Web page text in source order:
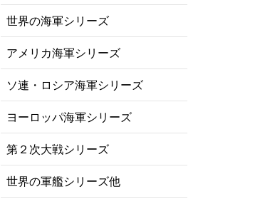
世界の海軍シリーズ
アメリカ海軍シリーズ
ソ連・ロシア海軍シリーズ
ヨーロッパ海軍シリーズ
第２次大戦シリーズ
世界の軍艦シリーズ他